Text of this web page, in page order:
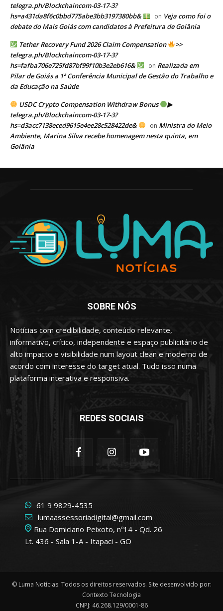
telegra.ph/Blockchaincom-03-17-3?
hs=a431da8f6c0bbd775abe3bb3197380bb&
on Veja como foi o
debate do Mais Goiás com candidatos à Prefeitura de Goiânia
Tether Recovery Fund 2026 Claim Compensation
>>
telegra.ph/Blockchaincom-03-17-3?
hs=fafba706e725fd87bf99f10b3e2eb616&
on Realizada em
Pilar de Goiás a 1ª Conferência Municipal de Gestão do Trabalho e
da Educação na Saúde
USDC Crypto Compensation Withdraw Bonus
▶
telegra.ph/Blockchaincom-03-17-3?
hs=d3acc7138eced9615e4ee28c528422de&
on Ministra do Meio
Ambiente, Marina Silva recebe homenagem nesta quinta, em
Goiânia
SOBRE NÓS
Notícias com credibilidade, conteúdo relevante,
informativo, crítico, independente e espaço publicitário de
alto impacto e visibilidade num layout clean e moderno de
acordo com interesse do target atual. Tudo isso numa
plataforma interativa e responsiva.
REDES SOCIAIS
61 9 9829-4535
lumaassessoriadigital@gmail.com
Rua Domiciano Peixoto, nº14 - Qd. 26
Lt. 436 - Sala 1-A - Itapaci - GO
© Luma Notícias. Todos os direitos reservados. Site desenvolvido por:
Contexto Tecnologia
CNPJ: 46.268.129/0001-86